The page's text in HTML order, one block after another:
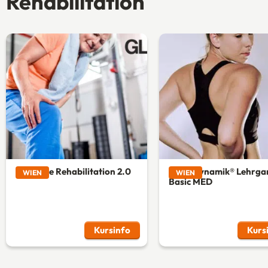
WIEN
Arthrose Rehabilitation 2.0
Kursinfo
WIEN
Spiraldynamik®
Basic MED